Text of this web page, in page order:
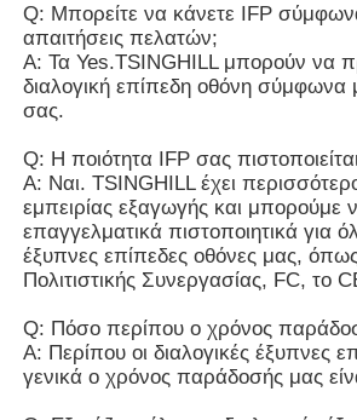
Q: Μπορείτε να κάνετε IFP
απαιτήσεις πελατών;
Α: Τα Yes.TSINGHILL μπορούν να
διαλογική επίπεδη οθόνη σύμφωνα
σας.
Q: Η ποιότητα IFP σας
Α: Ναι. TSINGHILL έχει
εμπειρίας εξαγωγής και μπορούμε
επαγγελματικά πιστοποιητικά για
έξυπνες επίπεδες οθόνες μας,
Πολιτιστικής Συνεργασίας, FC, το
Q: Πόσο περίπου ο χρόνος
Α: Περίπου οι διαλογικές έξυπνες
γενικά ο χρόνος παράδοσής μας